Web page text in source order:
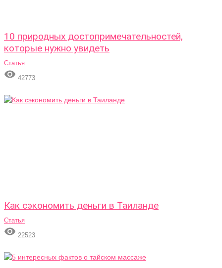
10 природных достопримечательностей,
которые нужно увидеть
Статья
 42773
Как сэкономить деньги в Таиланде
Статья
 22523